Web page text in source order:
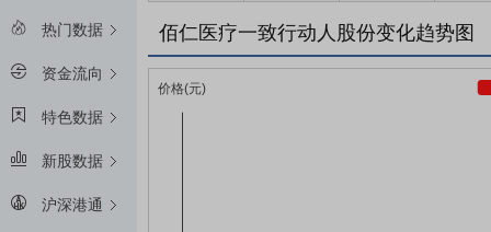
热门数据
资金流向
特色数据
新股数据
沪深港通
佰仁医疗一致行动人股份变化趋势图